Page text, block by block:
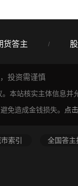
货答主 /
投资需谨慎
本站核实主体信息
免造成金钱损失。
点
索引 全国答主